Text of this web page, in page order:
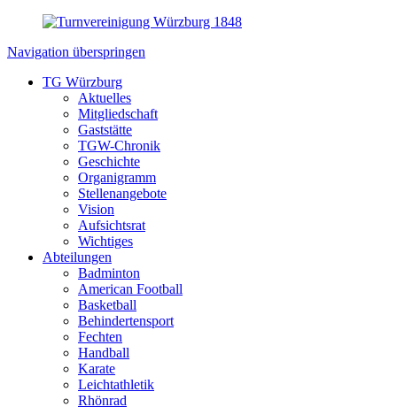
Navigation überspringen
TG Würzburg
Aktuelles
Mitgliedschaft
Gaststätte
TGW-Chronik
Geschichte
Organigramm
Stellenangebote
Vision
Aufsichtsrat
Wichtiges
Abteilungen
Badminton
American Football
Basketball
Behindertensport
Fechten
Handball
Karate
Leichtathletik
Rhönrad